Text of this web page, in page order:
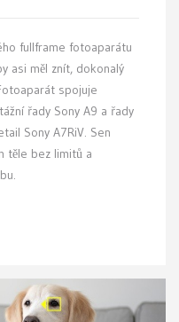
fullframe fotoaparátu
asi měl znít, dokonalý
spojuje
řady Sony A9 a řady
Sony A7RiV. Sen
těle bez limitů a